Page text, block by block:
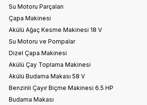
Su Motoru Parçaları
Çapa Makinesi
Akülü Ağaç Kesme Makinesi 18 V
Su Motoru ve Pompalar
Dizel Çapa Makinesi
Akülü Çay Toplama Makinesi
Akülü Budama Makası 58 V
Benzinli Çayır Biçme Makinesi 6.5 HP
Budama Makası